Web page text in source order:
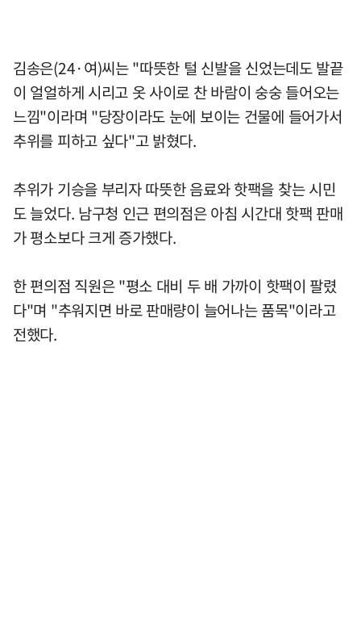
김송은(24·여)씨는 "따뜻한 털 신발을 신었는데도 발끝
이 얼얼하게 시리고 옷 사이로 찬 바람이 숭숭 들어오는
느낌"이라며 "당장이라도 눈에 보이는 건물에 들어가서
추위를 피하고 싶다"고 밝혔다.
추위가 기승을 부리자 따뜻한 음료와 핫팩을 찾는 시민
도 늘었다. 남구청 인근 편의점은 아침 시간대 핫팩 판매
가 평소보다 크게 증가했다.
한 편의점 직원은 "평소 대비 두 배 가까이 핫팩이 팔렸
다"며 "추워지면 바로 판매량이 늘어나는 품목"이라고
전했다.